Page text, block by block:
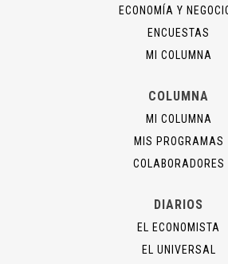
ECONOMÍA Y
ENCUESTAS
MI COLUMNA
COLUMNA
MI COLUMNA
MIS PROGRAMAS
COLABORADORES
DIARIOS
EL ECONOMISTA
EL UNIVERSAL